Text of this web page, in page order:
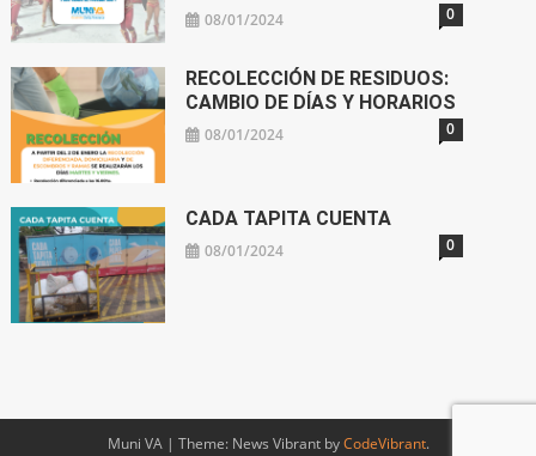
08/01/2024 0
RECOLECCIÓN DE RESIDUOS:
CAMBIO DE DÍAS Y HORARIOS
08/01/2024 0
CADA TAPITA CUENTA
08/01/2024 0
Muni VA | Theme: News Vibrant byCodeVibrant.